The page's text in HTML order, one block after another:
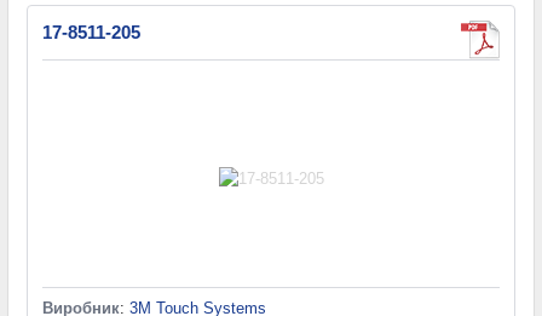
17-8511-205
Виробник: 3M Touch Systems